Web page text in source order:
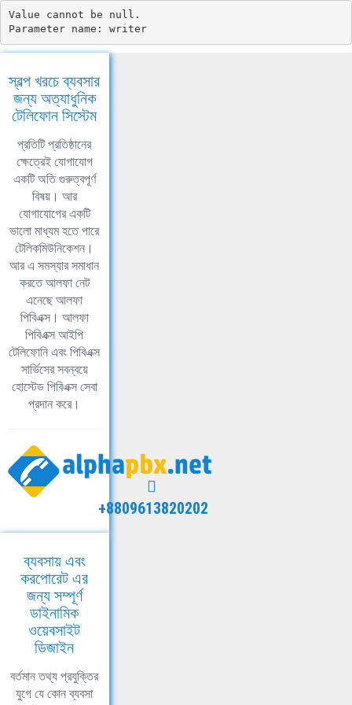
Value cannot be null.
Parameter name: writer
স্বল্প খরচে ব্যবসার
জন্য অত্যাধুনিক
টেলিফোন সিস্টেম
প্রতিটি প্রতিষ্ঠানের
ক্ষেত্রেই যোগাযোগ
একটি অতি গুরুত্বপূর্ণ
বিষয়। আর
যোগাযোগের একটি
ভালো মাধ্যম হতে পারে
টেলিকমিউনিকেশন।
আর এ সমস্যার সমাধান
করতে আলফা নেট
এনেছে আলফা
পিবিএক্স। আলফা
পিবিএক্স আইপি
টেলিফোনি এবং পিবিএক্স
সার্ভিসের সবন্বয়ে
হোস্টেড পিবিএক্স সেবা
প্রদান করে।
+8809613820202
ব্যবসায় এবং
করপোরেট এর
জন্য সম্পূর্ণ
ডাইনামিক
ওয়েবসাইট
ডিজাইন
বর্তমান তথ্য প্রযুক্তির
যুগে যে কোন ব্যবসা